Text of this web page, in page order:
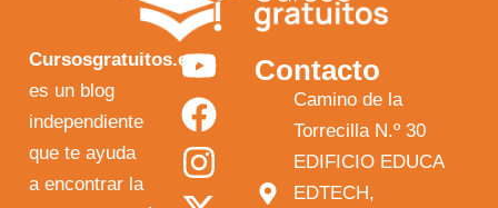
Cursosgratuitos.es
es un blog
independiente
que te ayuda
a encontrar la
Y
o
u
t
F
a
c
e
I
n
s
t
X
-
t
w
Contacto
Camino de la
Torrecilla N.º 30
EDIFICIO EDUCA
EDTECH,